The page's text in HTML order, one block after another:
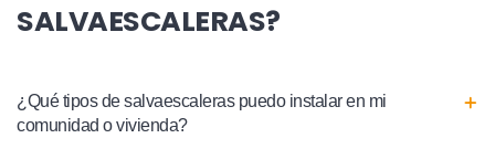
SALVAESCALERAS?
¿Qué tipos de salvaescaleras puedo instalar en mi
comunidad o vivienda?